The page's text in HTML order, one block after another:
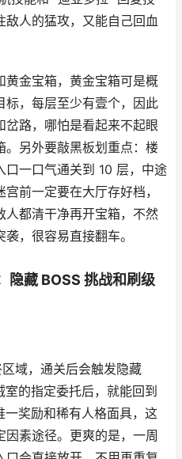
敌人的猛攻，又能自己回血
黄金宝箱，黄金宝箱可是概
标，每层至少有壹个，因此
岔路，哪怕是看起来不起眼
。另外要敲黑板划重点：楼
口一口气通关到 10 层，中途
前一定要在大厅存好档，
人都清干净再开宝箱，不然
，很容易直接翻车。
隐藏 BOSS 挑战和刷级
域，通关后会触发隐藏
的指定委托后，就能回到
奖励和稀有人格面具，这
素途径。更爽的是，一周